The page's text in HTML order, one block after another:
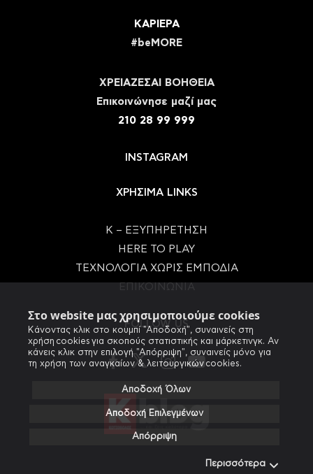
Στο website μας χρησιμοποιούμε cookies
Κάνοντας κλικ στο κουμπί "Αποδοχή", συναινείς στη
χρήση cookies για σκοπούς στατιστικής και μάρκετινγκ. Αν
κάνεις κλικ στην επιλογή "Απόρριψη", συναινείς μόνο για
τη χρήση των αναγκαίων & λειτουργικών cookies.
Αποδοχή Όλων
Αποδοχή Επιλεγμένων
Απόρριψη
Περισσότερα
ΚΑΡΙΕΡΑ
#beMORE
ΧΡΕΙΑΖΕΣΑΙ ΒΟΗΘΕΙΑ
Eπικοινώνησε μαζί μας
210 28 99 999
INSTAGRAM
ΧΡΗΣΙΜΑ LINKS
Κ – ΕΞΥΠΗΡΕΤΗΣΗ
HERE TO PLAY
ΤΕΧΝΟΛΟΓΙΑ ΧΩΡΙΣ ΕΜΠΟΔΙΑ
FOLLOW US